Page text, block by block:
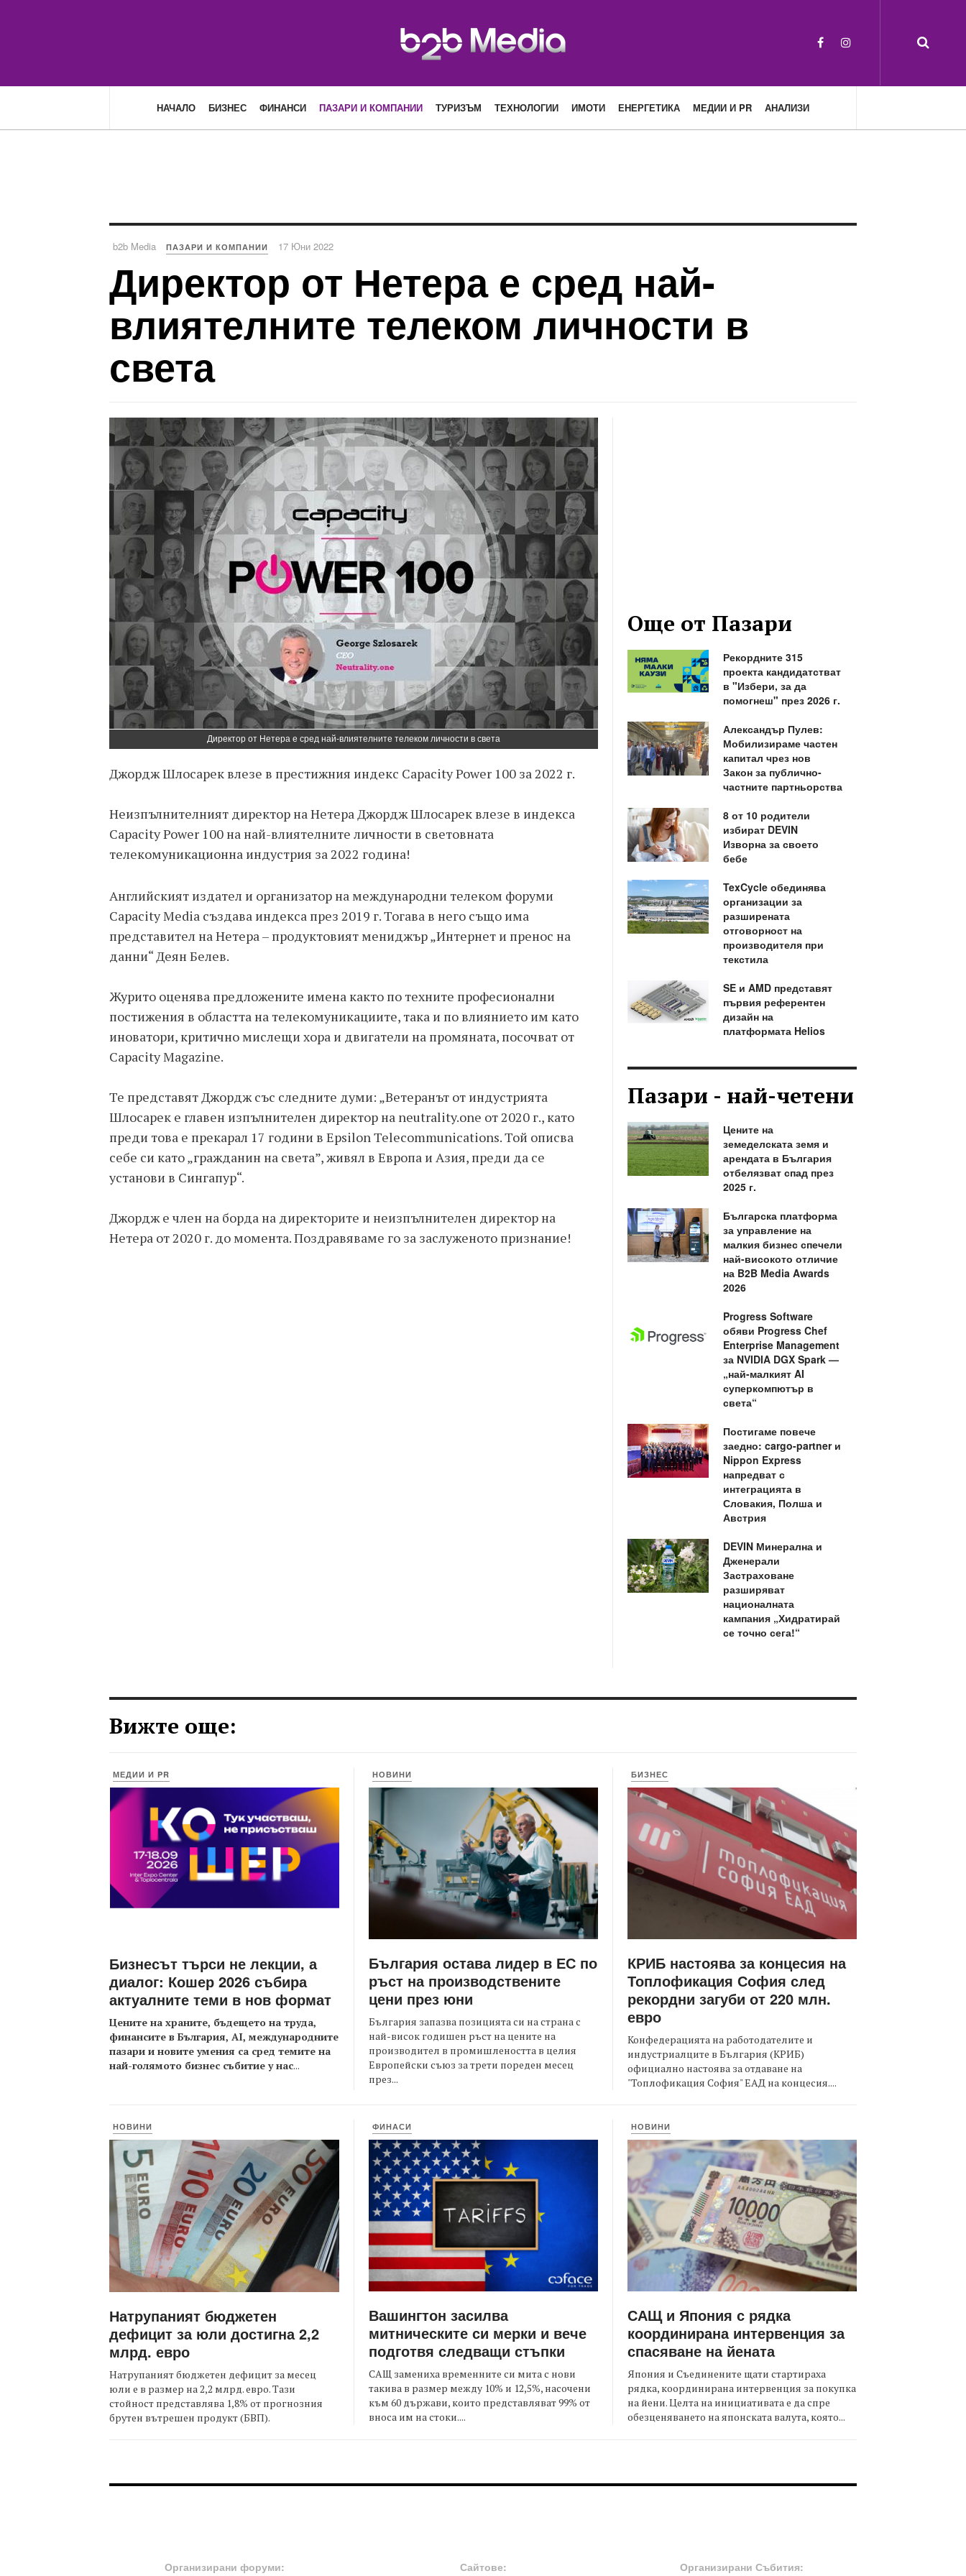
НАЧАЛО БИЗНЕС ФИНАНСИ ПАЗАРИ И КОМПАНИИ ТУРИЗЪМ ТЕХНОЛОГИИ ИМОТИ ЕНЕРГЕТИКА МЕДИИ И PR АНАЛИЗИ
b2b Media ПАЗАРИ И КОМПАНИИ 17 Юни 2022
Директор от Нетера е сред най-
влиятелните телеком личности в
света
Директор от Нетера е сред най-влиятелните телеком личности в света
Джордж Шлосарек влезе в престижния индекс Capacity Power 100 за 2022 г.
Неизпълнителният директор на Нетера Джордж Шлосарек влезе в индекса
Capacity Power 100 на най-влиятелните личности в световната
телекомуникационна индустрия за 2022 година!
Английският издател и организатор на международни телеком форуми
Capacity Media създава индекса през 2019 г. Тогава в него също има
представител на Нетера – продуктовият мениджър „Интернет и пренос на
данни“ Деян Белев.
Журито оценява предложените имена както по техните професионални
постижения в областта на телекомуникациите, така и по влиянието им като
иноватори, критично мислещи хора и двигатели на промяната, посочват от
Capacity Magazine.
Те представят Джордж със следните думи: „Ветеранът от индустрията
Шлосарек е главен изпълнителен директор на neutrality.one от 2020 г., като
преди това е прекарал 17 години в Epsilon Telecommunications. Той описва
себе си като „гражданин на света”, живял в Европа и Азия, преди да се
установи в Сингапур“.
Джордж е член на борда на директорите и неизпълнителен директор на
Нетера от 2020 г. до момента. Поздравяваме го за заслуженото признание!
Още от Пазари
Рекордните 315
проекта кандидатстват
в "Избери, за да
помогнеш" през 2026 г.
Александър Пулев:
Мобилизираме частен
капитал чрез нов
Закон за публично-
частните партньорства
8 от 10 родители
избират DEVIN
Изворна за своето
бебе
TexCycle обединява
организации за
разширената
отговорност на
производителя при
текстила
SE и AMD представят
първия референтен
дизайн на
платформата Helios
Пазари - най-четени
Цените на
земеделската земя и
арендата в България
отбелязват спад през
2025 г.
Българска платформа
за управление на
малкия бизнес спечели
най-високото отличие
на B2B Media Awards
2026
Progress Software
обяви Progress Chef
Enterprise Management
за NVIDIA DGX Spark —
„най-малкият AI
суперкомпютър в
света“
Постигаме повече
заедно: cargo-partner и
Nippon Express
напредват с
интеграцията в
Словакия, Полша и
Австрия
DEVIN Минерална и
Дженерали
Застраховане
разширяват
националната
кампания „Хидратирай
се точно сега!“
Вижте още:
МЕДИИ И PR
Бизнесът търси не лекции, а
диалог: Кошер 2026 събира
актуалните теми в нов формат
Цените на храните, бъдещето на труда,
финансите в България, AI, международните
пазари и новите умения са сред темите на
най-голямото бизнес събитие у нас...
НОВИНИ
България остава лидер в ЕС по
ръст на производствените
цени през юни
България запазва позицията си на страна с
най-висок годишен ръст на цените на
производител в промишлеността в целия
Европейски съюз за трети пореден месец
през...
БИЗНЕС
КРИБ настоява за концесия на
Топлофикация София след
рекордни загуби от 220 млн.
евро
Конфедерацията на работодателите и
индустриалците в България (КРИБ)
официално настоява за отдаване на
"Топлофикация София" ЕАД на концесия....
НОВИНИ
Натрупаният бюджетен
дефицит за юли достигна 2,2
млрд. евро
Натрупаният бюджетен дефицит за месец
юли е в размер на 2,2 млрд. евро. Тази
стойност представлява 1,8% от прогнозния
брутен вътрешен продукт (БВП).
ФИНАСИ
Вашингтон засилва
митническите си мерки и вече
подготвя следващи стъпки
САЩ замениха временните си мита с нови
такива в размер между 10% и 12,5%, насочени
към 60 държави, които представляват 99% от
вноса им на стоки....
НОВИНИ
САЩ и Япония с рядка
координирана интервенция за
спасяване на йената
Япония и Съединените щати стартираха
рядка, координирана интервенция за покупка
на йени. Целта на инициативата е да спре
обезценяването на японската валута, която...
Организирани форуми: Сайтове: Организирани Събития: